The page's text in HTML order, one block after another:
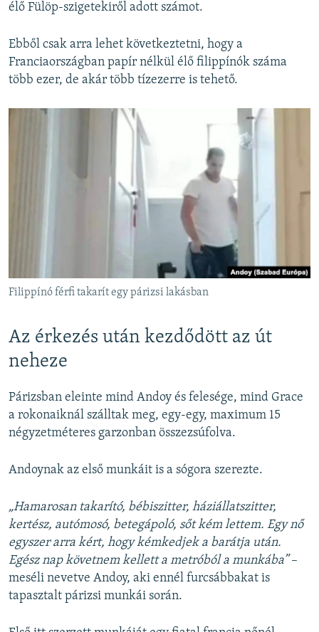
élő Fülöp-szigetekiről adott számot.
Ebből csak arra lehet következtetni, hogy a
Franciaországban papír nélkül élő filippínók száma
több ezer, de akár több tízezerre is tehető.
Filippínó férfi takarít egy párizsi lakásban
Az érkezés után kezdődött az út
neheze
Párizsban eleinte mind Andoy és felesége, mind Grace
a rokonaiknál szálltak meg, egy-egy, maximum 15
négyzetméteres garzonban összezsúfolva.
Andoynak az első munkáit is a sógora szerezte.
„Hamarosan takarító, bébiszitter, háziállatszitter,
kertész, autómosó, betegápoló, sőt kém lettem. Egy nő
egyszer arra kért, hogy kémkedjek a barátja után.
Egész nap követnem kellett a metróból a munkába” –
meséli nevetve Andoy, aki ennél furcsábbakat is
tapasztalt párizsi munkái során.